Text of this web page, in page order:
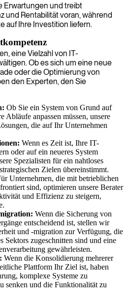
Erwartungen und treibt
und Rentabilität voran, während
auf Ihre Investition liefern.
eine Vielzahl von IT-
Ob es sich um eine neue
oder die Optimierung von
den Experten, den Sie
Ob Sie ein System von Grund auf
Abläufe anpassen müssen, unsere
die auf Ihr Unternehmen
Wenn es Zeit ist, Ihre IT-
oder auf ein neueres System
Spezialisten für ein nahtloses
Zielen übereinstimmt.
Unternehmen, die mit betrieblichen
sind, optimieren unsere Berater
und Effizienz zu steigern,
Wenn die Sicherung von
entscheidend ist, stellen wir
und -migration zur Verfügung, die
Sektors zugeschnitten sind und eine
gewährleisten.
Wenn die Konsolidierung mehrerer
Plattform Ihr Ziel ist, haben
komplexe Systeme zu
senken und die Funktionalität zu